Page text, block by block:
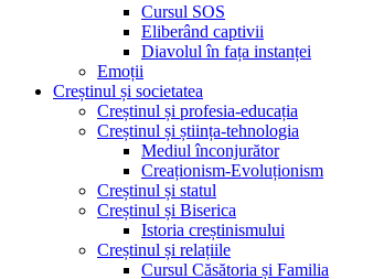
Cursul SOS
Eliberând captivii
Diavolul în fața instanței
Emoții
Creștinul și societatea
Creștinul și profesia-educația
Creștinul și știința-tehnologia
Mediul înconjurător
Creaționism-Evoluționism
Creștinul și statul
Creștinul și Biserica
Istoria creștinismului
Creștinul și relațiile
Cursul Căsătoria și Familia